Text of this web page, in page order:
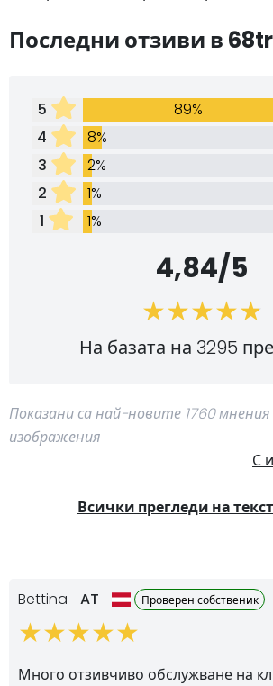
Последни отзиви в
5 89%
4
8%
3
2%
2
1%
1
1%
4,84/5
На базата на 3295
Показани са най-новите 1760
изображения
С
Всички прегледи на
Bettina AT Проверен собственик
Много отзивчиво обслужване на